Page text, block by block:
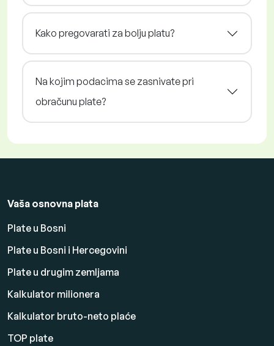
Kako pregovarati za bolju platu?
Na kojim podacima se zasnivate pri
obračunu plate?
Vaša osnovna plata
Plate u Bosni
Plate u Bosni i Hercegovini
Plate u drugim zemljama
Kalkulator milionera
Kalkulator bruto-neto plaće
TOP plate